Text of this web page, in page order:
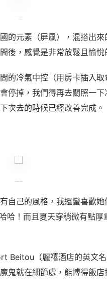
的元素（屏風），混搭出來
後，感覺是非常放鬆且愉悅
的冷氣中控（用房卡插入
停掉，我們得再去關照一
次去的時候已經改善完成。
自己的風格，我還蠻喜歡
哈！而且夏天穿稍微有點厚
Beitou（麗禧酒店的英文
鬼就在細節處，能博得飯